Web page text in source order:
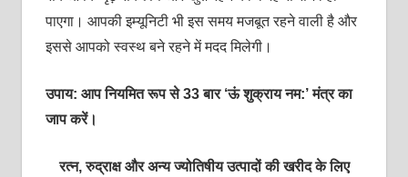
पाएगा। आपकी इम्‍यूनिटी भी इस समय मजबूत रहने वाली है और
इससे आपको स्‍वस्‍थ बने रहने में मदद मिलेगी।
उपाय: आप नियमित रूप से 33 बार ‘ऊं शुक्राय नम:’ मंत्र का
जाप करें।
रत्न, रुद्राक्ष और अन्य ज्योतिषीय उत्पादों की खरीद के लिए